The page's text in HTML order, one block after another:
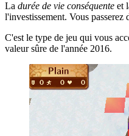
La durée de vie conséquente et
l'investissement. Vous passerez
C'est le type de jeu qui vous
valeur sûre de l'année 2016.